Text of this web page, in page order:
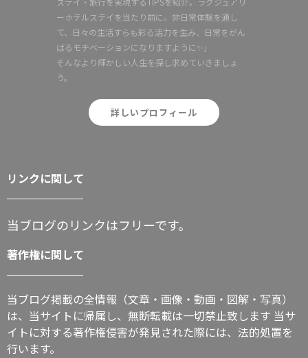
ーホテルステイを当たり前に。非日常体験を通し
て、日々の生活すらも彩る活力を生み、日常をがん
ばるモチベーションになりますように✨」
そんなより輝かしい人生を探し求めていきましょ
う。
詳しいプロフィール
リンクに関して
当ブログのリンクはフリーです。
著作権に関して
当ブログ掲載の全情報（文章・画像・動画・図解・写真）
は、当サイトに帰属し、無断転載は一切禁止致します 当サ
イトに対する著作権侵害が発見された際には、法的処置を
行います。